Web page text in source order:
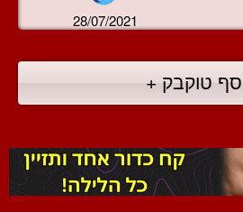
28/07/2021
טוקבק +